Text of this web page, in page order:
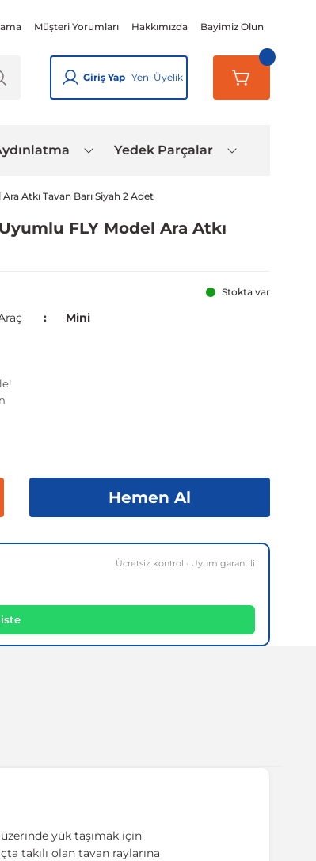
Müşteri Yorumları Hakkımızda Bayimiz Olun
Giriş Yap Yeni Üyelik
Yedek Parçalar
Atkı Tavan Barı Siyah 2 Adet
FLY Model Ara Atkı
Stokta var
Mini
Hemen Al
Ücretsiz kontrol · Uyum garantili
üzerinde yük taşımak için
takılı olan tavan raylarına